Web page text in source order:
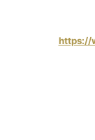
https://